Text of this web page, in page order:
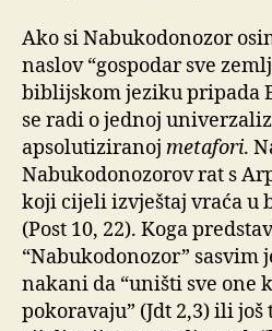
Ako si Nabukodonozor
naslov “gospodar sve
biblijskom jeziku pripada
se radi o jednoj
apsolutiziranoj metafori.
Nabukodonozorov rat s
koji cijeli izvještaj vraća u
(Post 10, 22). Koga
“Nabukodonozor” sasvim
nakani da “uništi sve one
pokoravaju” (Jdt 2,3) ili